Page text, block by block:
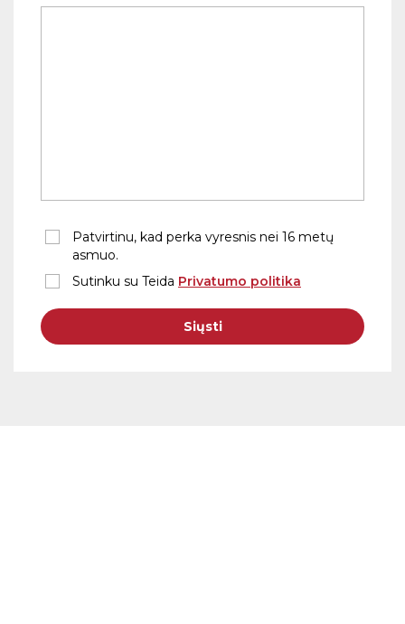
Patvirtinu, kad perka vyresnis nei 16 metų
asmuo.
Sutinku su Teida Privatumo politika